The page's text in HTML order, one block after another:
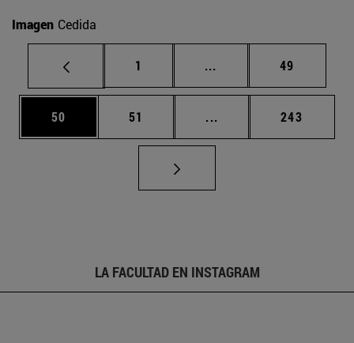
Imagen Cedida
Página
1 ... Páginas intermedias
Página
49
Página
50 Página
51 ... Páginas intermedias
Página
243
LA FACULTAD EN INSTAGRAM